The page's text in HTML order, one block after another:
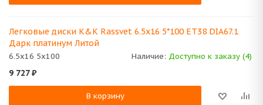
Легковые диски K&K Rassvet 6.5x16 5*100 ET38 DIA67.1
Дарк платинум Литой
6.5x16 5x100 Наличие: Доступно к заказу (4)
9 727₽
В корзину